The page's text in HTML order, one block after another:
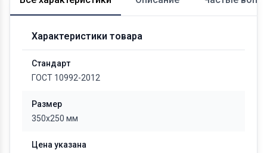
Характеристики товара
Стандарт
ГОСТ 10992-2012
Размер
350x250 мм
Цена указана